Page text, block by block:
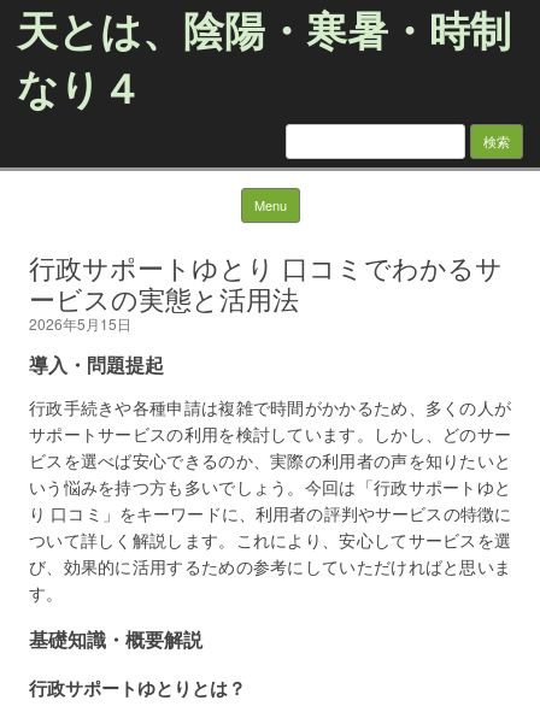
天とは、陰陽・寒暑・時制
なり４
検
Menu Skip to content
行政サポートゆとり 口コミでわかるサ
ービスの実態と活用法
2026年5月15日
導入・問題提起
行政手続きや各種申請は複雑で時間がかかるため、多くの人が
サポートサービスの利用を検討しています。しかし、どのサー
ビスを選べば安心できるのか、実際の利用者の声を知りたいと
いう悩みを持つ方も多いでしょう。今回は「行政サポートゆと
り 口コミ」をキーワードに、利用者の評判やサービスの特徴に
ついて詳しく解説します。これにより、安心してサービスを選
び、効果的に活用するための参考にしていただければと思いま
す。
基礎知識・概要解説
行政サポートゆとりとは？